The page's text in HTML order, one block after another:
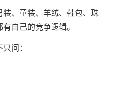
装、童装、羊绒、鞋包、珠
自己的竞争逻辑。
问：